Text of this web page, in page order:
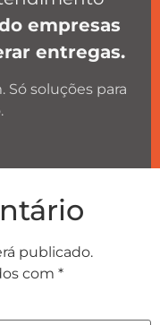
empresas
entregas.
soluções para
publicado.
com *